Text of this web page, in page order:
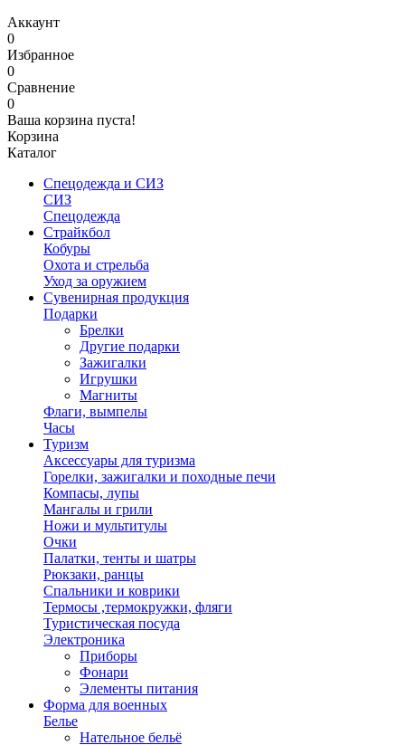
Аккаунт
0
Избранное
0
Сравнение
0
Ваша корзина пуста!
Корзина
Каталог
Спецодежда и СИЗ
СИЗ
Спецодежда
Страйкбол
Кобуры
Охота и стрельба
Уход за оружием
Сувенирная продукция
Подарки
Брелки
Другие подарки
Зажигалки
Игрушки
Магниты
Флаги, вымпелы
Часы
Туризм
Аксессуары для туризма
Горелки, зажигалки и походные печи
Компасы, лупы
Мангалы и грили
Ножи и мультитулы
Очки
Палатки, тенты и шатры
Рюкзаки, ранцы
Спальники и коврики
Термосы ,термокружки, фляги
Туристическая посуда
Электроника
Приборы
Фонари
Элементы питания
Форма для военных
Белье
Нательное бельё